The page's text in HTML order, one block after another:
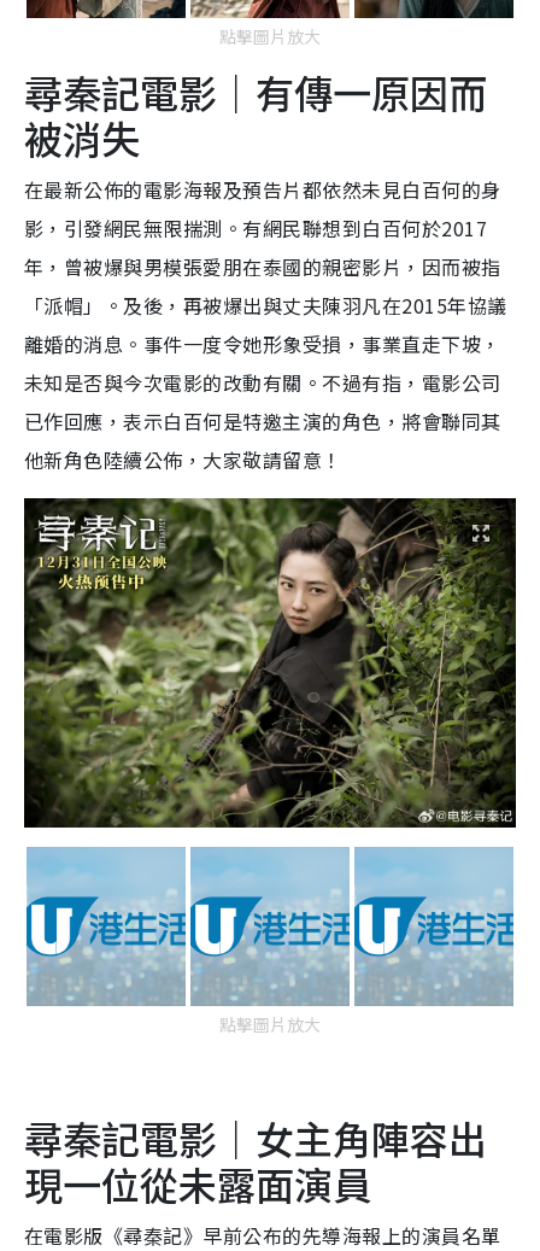
點擊圖片放大
尋秦記電影｜有傳一原因而
被消失
在最新公佈的電影海報及預告片都依然未見白百何的身
影，引發網民無限揣測。有網民聯想到白百何於2017
年，曾被爆與男模張愛朋在泰國的親密影片，因而被指
「派帽」。及後，再被爆出與丈夫陳羽凡在2015年協議
離婚的消息。事件一度令她形象受損，事業直走下坡，
未知是否與今次電影的改動有關。不過有指，電影公司
已作回應，表示白百何是特邀主演的角色，將會聯同其
他新角色陸續公佈，大家敬請留意！
點擊圖片放大
尋秦記電影｜女主角陣容出
現一位從未露面演員
在電影版《尋秦記》早前公布的先導海報上的演員名單